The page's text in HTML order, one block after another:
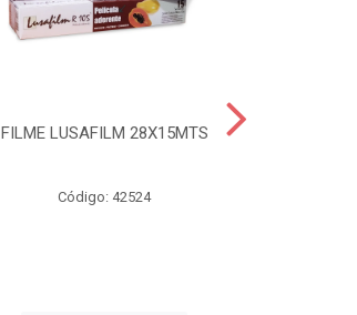
FILME LUSAFILM 28X15MTS
Código: 42524